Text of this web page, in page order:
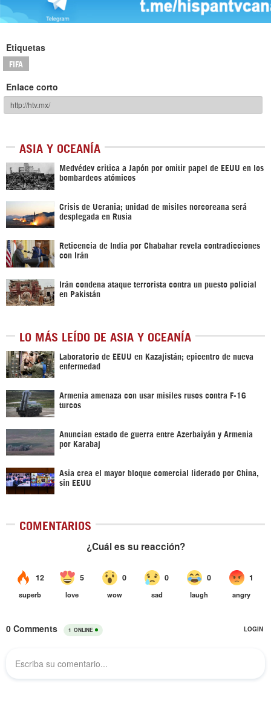
Etiquetas
FIFA
Enlace corto
ASIA Y OCEANÍA
Medvédev critica a Japón por omitir papel de EEUU en los
bombardeos atómicos
Crisis de Ucrania; unidad de misiles norcoreana será
desplegada en Rusia
Reticencia de India por Chabahar revela contradicciones
con Irán
Irán condena ataque terrorista contra un puesto policial
en Pakistán
LO MÁS LEÍDO DE ASIA Y OCEANÍA
Laboratorio de EEUU en Kazajistán; epicentro de nueva
enfermedad
Armenia amenaza con usar misiles rusos contra F-16
turcos
Anuncian estado de guerra entre Azerbaiyán y Armenia
por Karabaj
Asia crea el mayor bloque comercial liderado por China,
sin EEUU
COMENTARIOS